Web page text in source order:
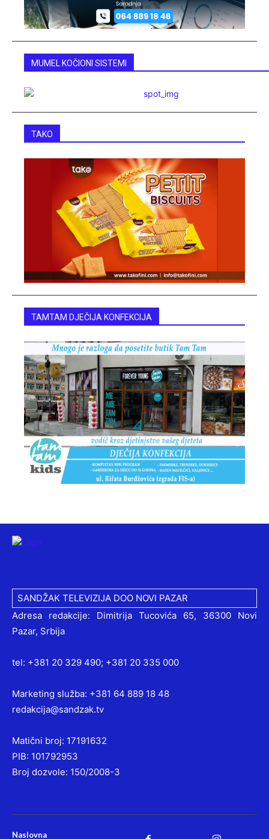
MUMEL KOČIONI SISTEMI
TAKO
TAMTAM DJEČIJA KONFEKCIJA
SANDŽAK TELEVIZIJA DOO NOVI PAZAR
Adresa redakcije: Dimitrija Tucovića 65, 36300 Novi
Pazar, Srbija
tel: +381 20 329 490; +381 20 335 000
Marketing služba: +381 64 889 18 48
redakcija@sandzak.tv
Matični broj: 17191632
PIB: 101792953
Broj dozvole: 150/2008-3
Naslovna